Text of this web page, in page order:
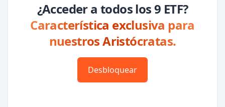
¿Acceder a todos los 9 ETF?
Característica exclusiva para
nuestros Aristócratas.
Desbloquear